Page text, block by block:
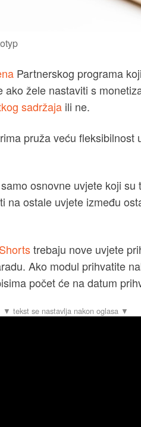
Partnerskog programa
žele nastaviti s
sadržaja ili ne.
pruža veću fleksibilnost
osnovne uvjete koji
na ostale uvjete između
trebaju nove uvjete
Ako modul prihvatite
počet će na datum